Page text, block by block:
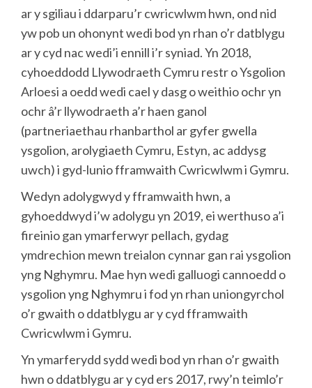
ar y sgiliau i ddarparu’r cwricwlwm hwn, ond nid
yw pob un ohonynt wedi bod yn rhan o’r datblygu
ar y cyd nac wedi’i ennill i’r syniad. Yn 2018,
cyhoeddodd Llywodraeth Cymru restr o Ysgolion
Arloesi a oedd wedi cael y dasg o weithio ochr yn
ochr â’r llywodraeth a’r haen ganol
(partneriaethau rhanbarthol ar gyfer gwella
ysgolion, arolygiaeth Cymru, Estyn, ac addysg
uwch) i gyd-lunio fframwaith Cwricwlwm i Gymru.
Wedyn adolygwyd y fframwaith hwn, a
gyhoeddwyd i’w adolygu yn 2019, ei werthuso a’i
fireinio gan ymarferwyr pellach, gydag
ymdrechion mewn treialon cynnar gan rai ysgolion
yng Nghymru. Mae hyn wedi galluogi cannoedd o
ysgolion yng Nghymru i fod yn rhan uniongyrchol
o’r gwaith o ddatblygu ar y cyd fframwaith
Cwricwlwm i Gymru.
Yn ymarferydd sydd wedi bod yn rhan o’r gwaith
hwn o ddatblygu ar y cyd ers 2017, rwy’n teimlo’r